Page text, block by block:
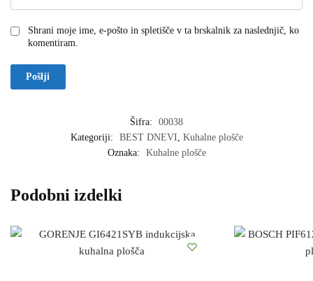
Shrani moje ime, e-pošto in spletišče v ta brskalnik za naslednjič, ko
komentiram.
Šifra:
00038
Kategoriji:
BEST DNEVI, Kuhalne plošče
Oznaka:
Kuhalne plošče
Podobni izdelki